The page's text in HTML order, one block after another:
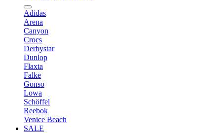
Adidas
Arena
Canyon
Crocs
Derbystar
Dunlop
Flaxta
Falke
Gonso
Lowa
Schöffel
Reebok
Venice Beach
SALE